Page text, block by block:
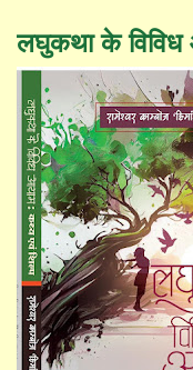
लघुकथा के विविध